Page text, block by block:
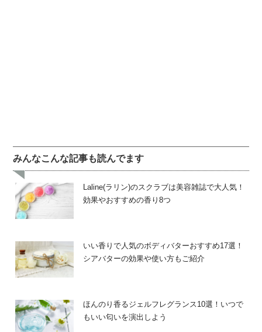
みんなこんな記事も読んでます
Laline(ラリン)のスクラブは美容雑誌で大人気！
効果やおすすめの香り8つ
いい香りで人気のボディバターおすすめ17選！
シアバターの効果や使い方もご紹介
ほんのり香るジェルフレグランス10選！いつで
もいい匂いを演出しよう